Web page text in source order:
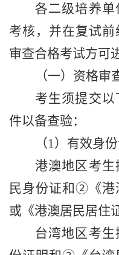
各二级培养
考核，并在复试前
审查合格考试方可
（一）资格审
考生须提交
件以备查验：
（1 ）有效身份
港澳地区考
民身份证和②《港
或《港澳居民居住
台湾地区考